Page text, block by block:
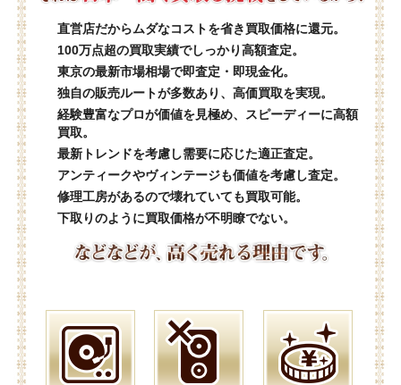
直営店だからムダなコストを省き買取価格に還元。
100万点超の買取実績でしっかり高額査定。
東京の最新市場相場で即査定・即現金化。
独自の販売ルートが多数あり、高価買取を実現。
経験豊富なプロが価値を見極め、スピーディーに高額
買取。
最新トレンドを考慮し需要に応じた適正査定。
アンティークやヴィンテージも価値を考慮し査定。
修理工房があるので壊れていても買取可能。
下取りのように買取価格が不明瞭でない。